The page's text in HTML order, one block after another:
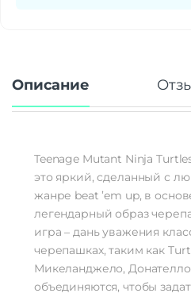
Описание
Teenage Mutant Ninja
это яркий, сделанный с
жанре beat ’em up, в
легендарный образ
игра – дань уважения
черепашках, таким как
Микеланджело,
объединяются, чтобы